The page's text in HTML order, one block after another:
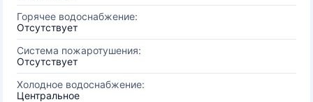
Горячее водоснабжение:
Отсутствует
Система пожаротушения:
Отсутствует
Холодное водоснабжение:
Центральное